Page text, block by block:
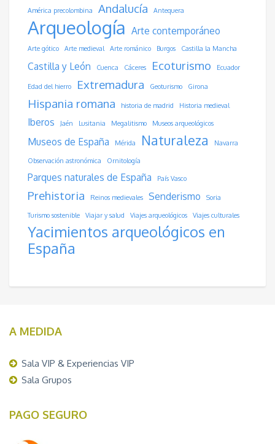
América precolombina Andalucía Antequera
Arqueología Arte contemporáneo
Arte gótico Arte medieval Arte románico Burgos Castilla la Mancha
Castilla y León Cuenca Cáceres Ecoturismo Ecuador
Edad del hierro Extremadura Geoturismo Girona
Hispania romana historia de madrid Historia medieval
Iberos Jaén Lusitania Megalitismo Museos arqueológicos
Museos de España Mérida Naturaleza Navarra
Observación astronómica Ornitología
Parques naturales de España País Vasco
Prehistoria Reinos medievales Senderismo Soria
Turismo sostenible Viajar y salud Viajes arqueológicos Viajes culturales
Yacimientos arqueológicos en
España
A MEDIDA
Sala VIP & Experiencias VIP
Sala Grupos
PAGO SEGURO